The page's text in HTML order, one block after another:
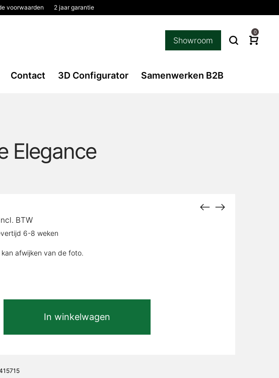
voorwaarden 2 jaar garantie
Showroom
0
Contact 3D Configurator Samenwerken B2B
Elegance
BTW
6-8 weken
afwijken van de foto.
In winkelwagen